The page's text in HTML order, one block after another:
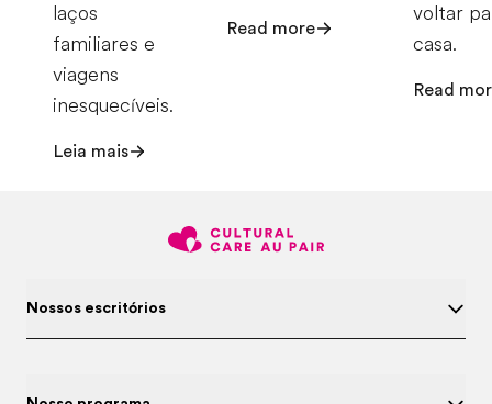
laços
familiares e
viagens
inesquecíveis.
Leia mais
Read more
voltar
casa.
Read
Nossos escritórios